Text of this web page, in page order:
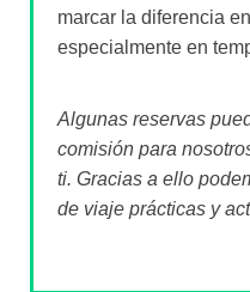
marcar la diferencia
especialmente en
Algunas reservas
comisión para
ti. Gracias a ello
de viaje prácticas y